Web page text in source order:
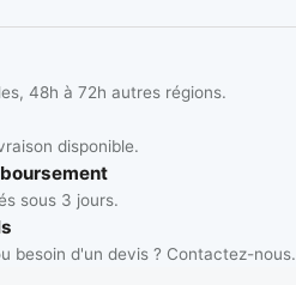
48h à 72h autres régions.
disponible.
sous 3 jours.
besoin d'un devis ? Contactez-nous.